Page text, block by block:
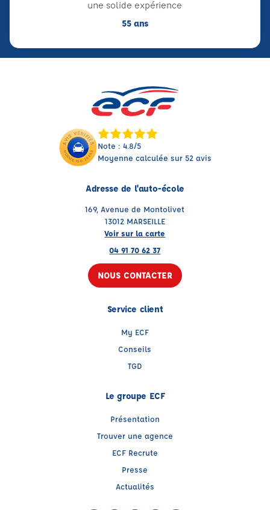
une solide expérience
55 ans
Note : 4.8/5
Moyenne calculée sur 52 avis
Adresse de l'auto-école
169, Avenue de Montolivet
13012 MARSEILLE
Voir sur la carte
04 91 70 62 37
NOUS CONTACTER
Service client
My ECF
Conseils
TGD
Le groupe ECF
Présentation
Trouver une agence
ECF Recrute
Presse
Actualités